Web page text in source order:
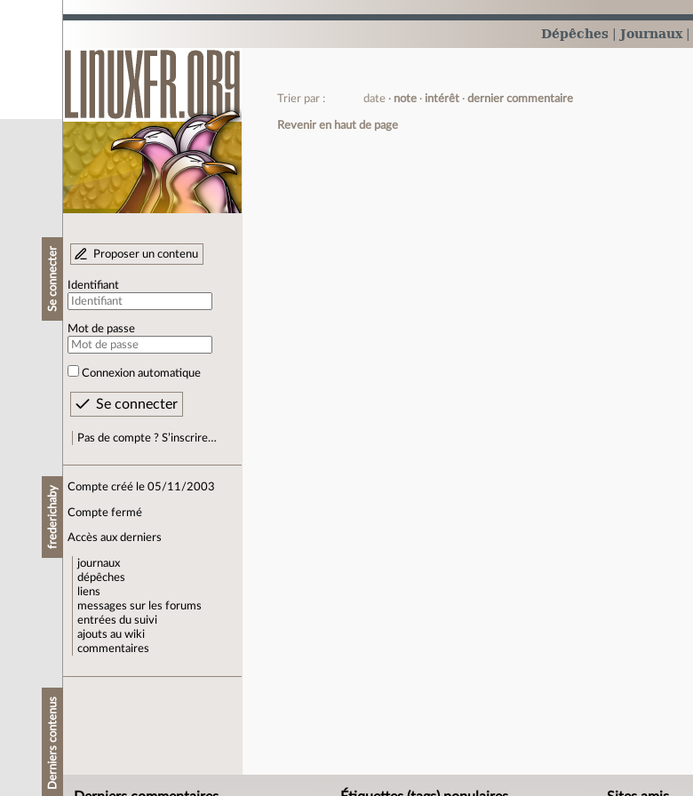
Dépêches Journaux
Se connecter Proposer un contenu
Identifiant
Mot de passe
Connexion automatique
Pas de compte ? S’inscrire…
frederichaby Compte créé le 05/11/2003
Compte fermé
Accès aux derniers
journaux
dépêches
liens
messages sur les forums
entrées du suivi
ajouts au wiki
commentaires
Derniers contenus
Trier par : date note intérêt dernier commentaire
Revenir en haut de page